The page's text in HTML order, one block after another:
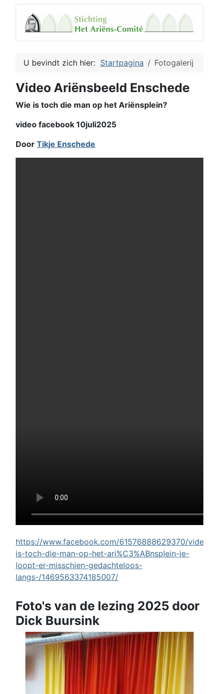
U bevindt zich hier: Startpagina Fotogalerij
Video Ariënsbeeld Enschede
Wie is toch die man op het Ariënsplein?
video facebook 10juli2025
Door Tikje Enschede
https://www.facebook.com/61576888629370/videos/
is-toch-die-man-op-het-ari%C3%ABnsplein-je-
loopt-er-misschien-gedachteloos-
langs-/1469563374185007/
Foto's van de lezing 2025 door
Dick Buursink